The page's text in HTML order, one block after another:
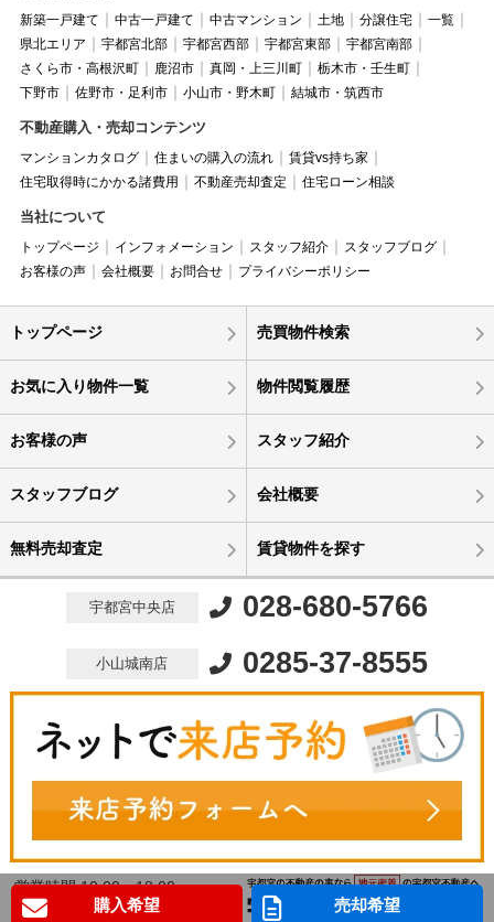
購入希望 売却希望
新築一戸建て 中古一戸建て 中古マンション 土地 分譲住宅
一覧
県北エリア
宇都宮北部 宇都宮西部 宇都宮東部
宇都宮南部
さくら市・高根沢町
鹿沼市 真岡・上三川町
栃木市・壬生町
下野市
佐野市・足利市 小山市・野木町 結城市・筑西市
不動産購入・売却コンテンツ
マンションカタログ 住まいの購入の流れ
賃貸vs持ち家
住宅取得時にかかる諸費用
不動産売却査定 住宅ローン相談
当社について
トップページ インフォメーション スタッフ紹介
スタッフブログ
お客様の声
会社概要 お問合せ プライバシーポリシー
トップページ 売買物件検索
お気に入り物件一覧 物件閲覧履歴
お客様の声 スタッフ紹介
スタッフブログ 会社概要
無料売却査定 賃貸物件を探す
宇都宮中央店 028-680-5766
小山城南店 0285-37-8555
営業時間 10:00～18:00
定休日 水曜定休